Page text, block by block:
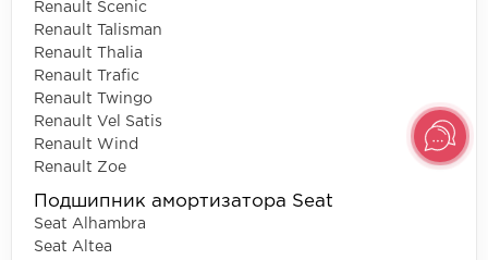
Renault Scenic
Renault Talisman
Renault Thalia
Renault Trafic
Renault Twingo
Renault Vel Satis
Renault Wind
Renault Zoe
Подшипник амортизатора Seat
Seat Alhambra
Seat Altea